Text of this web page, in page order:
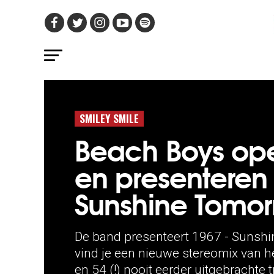
SMILEY SMILE
Beach Boys
en presenteren
Sunshine
De band presenteert 1967 -
vind je een nieuwe stereomix van
en 54 (!) nooit eerder uitgebrachte